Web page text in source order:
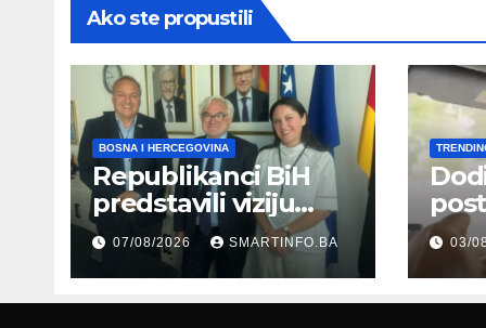
Ako ste propustili
BOSNA I HERCEGOVINA
Republikanci BiH
predstavili viziju
moderne Bosne i
Hercegovine
ambasadoru
Njemačke
07/08/2026 SMARTINFO.BA 03/